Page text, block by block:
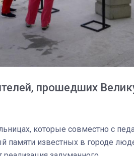
прошедших
которые совместно с
памяти известных в городе